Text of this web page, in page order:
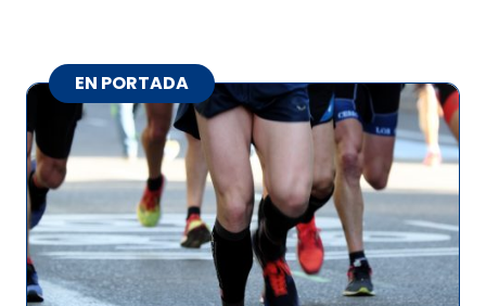
EN PORTADA